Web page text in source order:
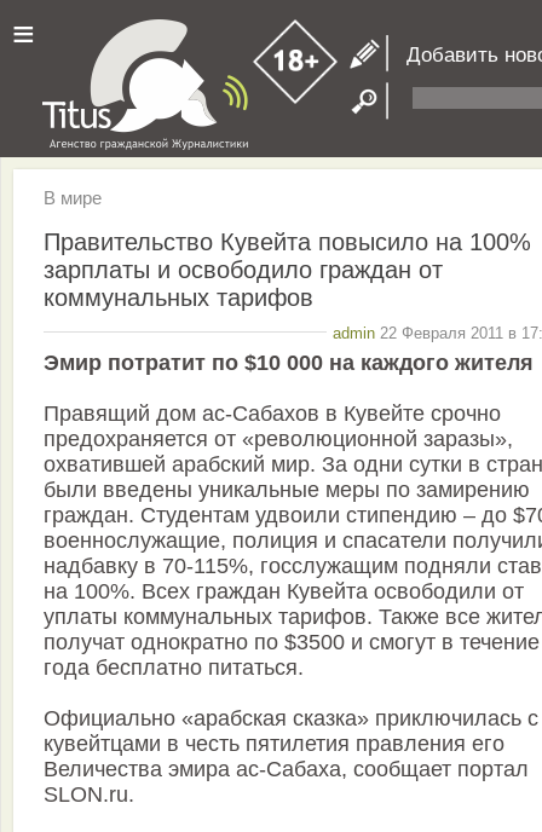
≡ Добавить
В мире
Правительство Кувейта повысило на 100%
зарплаты и освободило граждан от
коммунальных тарифов
admin 22 Февраля 2011 в
Эмир потратит по $10 000 на каждого жителя
Правящий дом ас-Сабахов в Кувейте срочно
предохраняется от «революционной заразы»,
охватившей арабский мир. За одни сутки в
были введены уникальные меры по замирению
граждан. Студентам удвоили стипендию – до
военнослужащие, полиция и спасатели
надбавку в 70-115%, госслужащим подняли
на 100%. Всех граждан Кувейта освободили от
уплаты коммунальных тарифов. Также все
получат однократно по $3500 и смогут в течение
года бесплатно питаться.
Официально «арабская сказка» приключилась с
кувейтцами в честь пятилетия правления его
Величества эмира ас-Сабаха, сообщает портал
SLON.ru.